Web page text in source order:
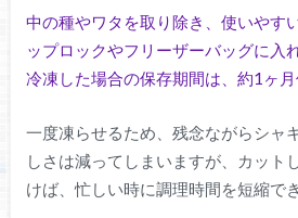
中の種やワタを取り除き、使いやす
ップロックやフリーザーバッグに入
冷凍した場合の保存期間は、約1ヶ月
一度凍らせるため、残念ながらシャ
しさは減ってしまいますが、カット
けば、忙しい時に調理時間を短縮で